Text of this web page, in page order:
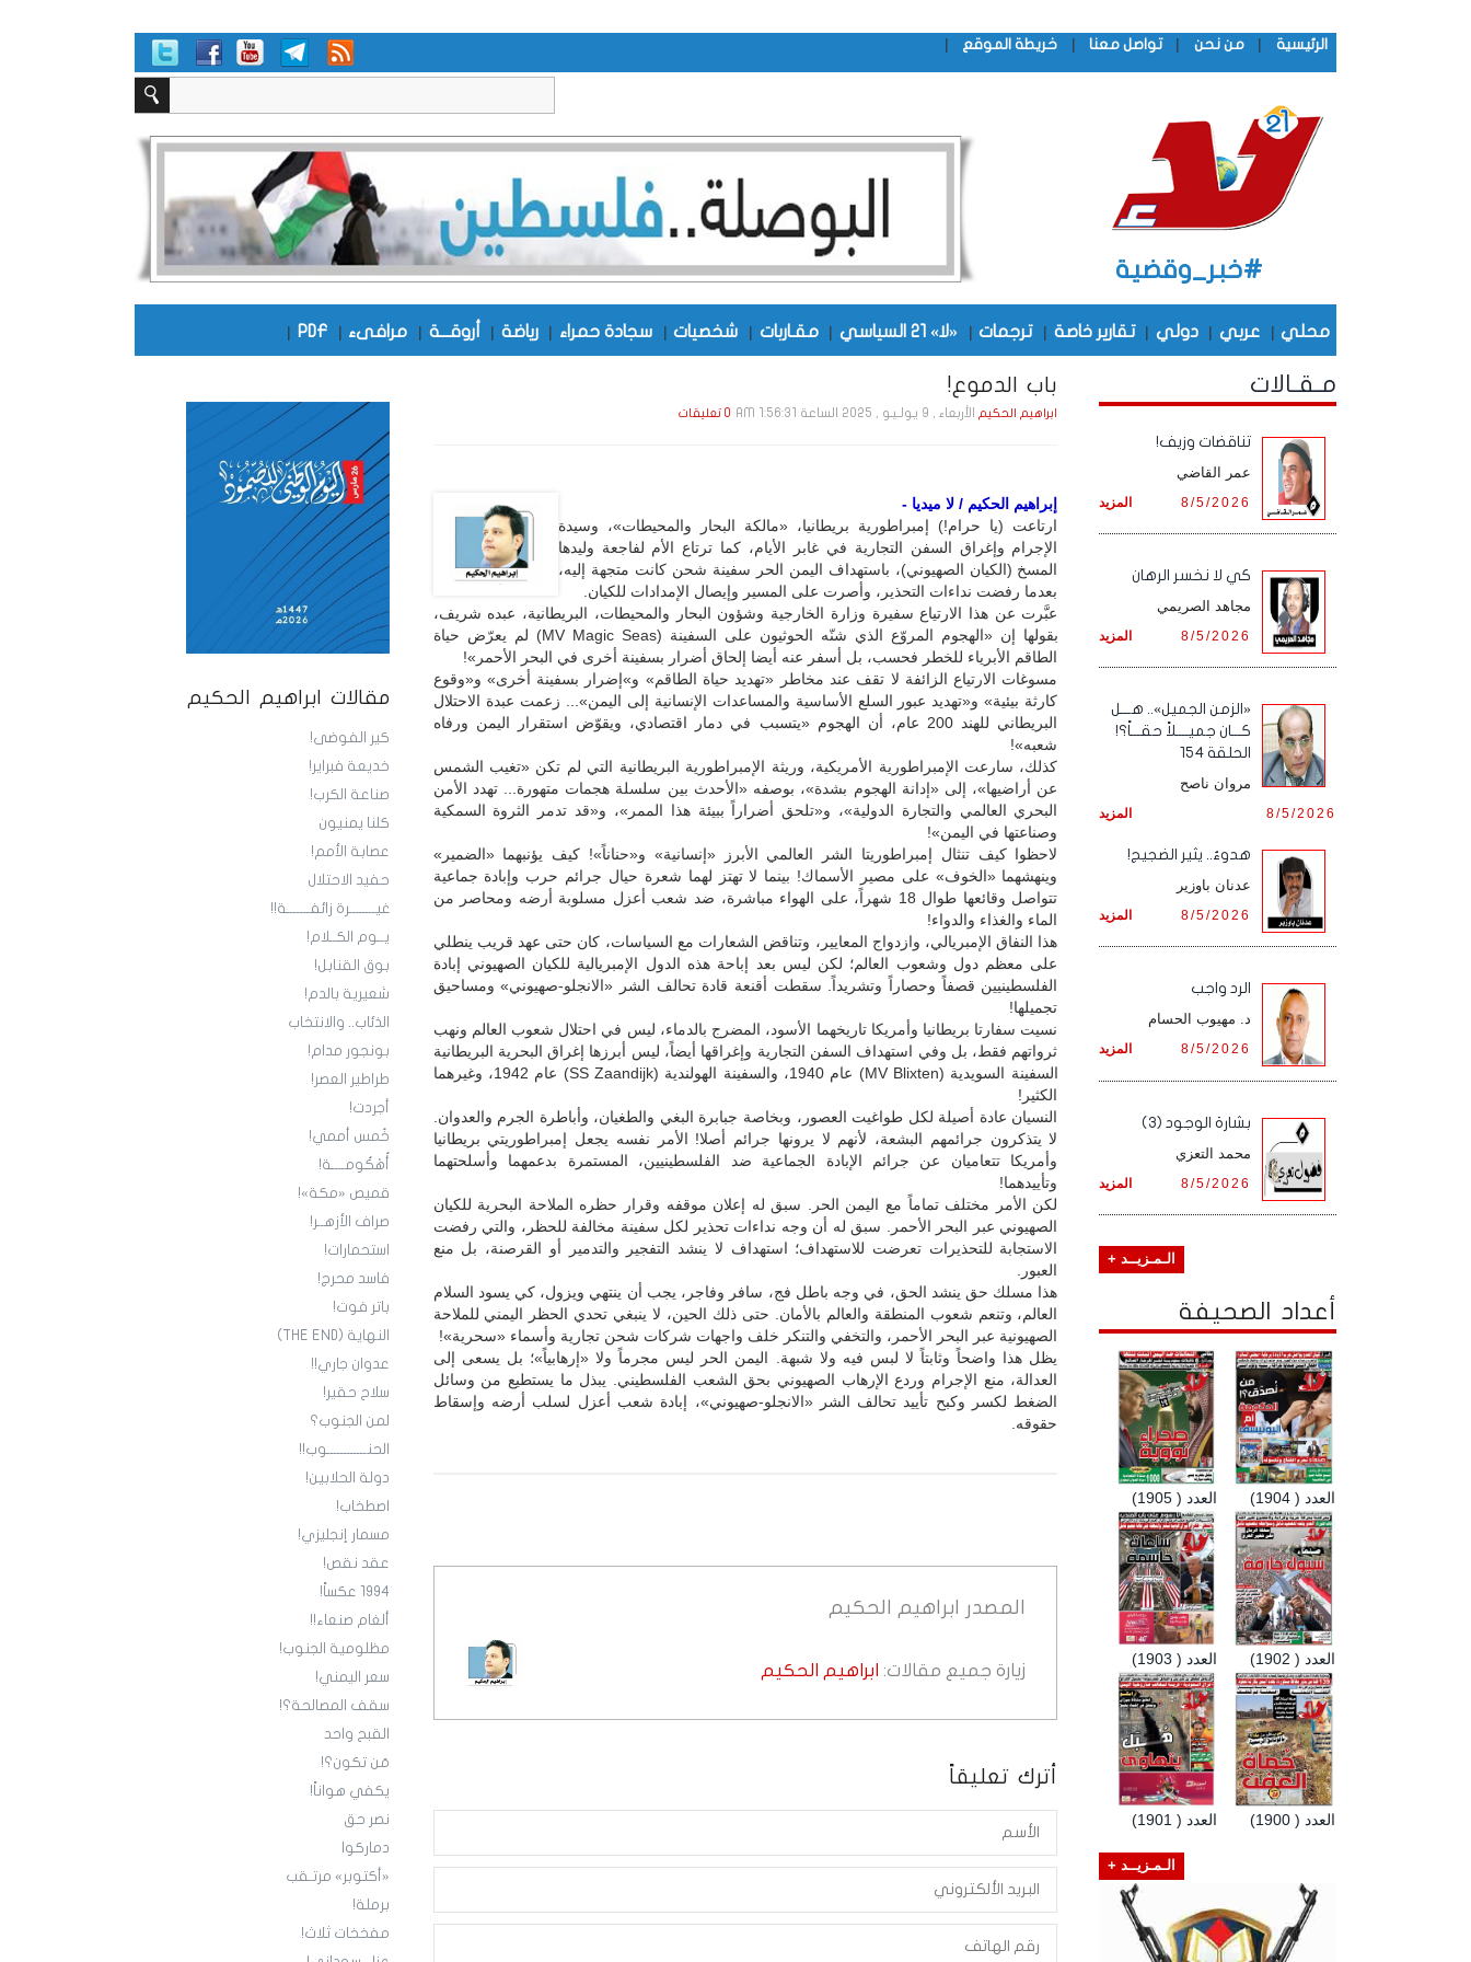
الرئيسية | من نحن | تواصل معنا | خريطة الموقع |
#خبر_وقضية
محلي | عربي | دولي | تقارير خاصة | ترجمات | «لا» 21 السياسي | مقـاربات | شخصيات | سجادة حمراء | رياضة | أروقـــة | مرافىء |
PDF
|
مقالات ابراهيم الحكيم
كير الفوضى!
خديعة فبراير!
صناعة الكرب!
كلنا يمنيون
عصابة الأمم!
حفيد الاحتلال
غيــــــــرة زائفـــــــة!!
يــوم الكــلام!
بوق القنابل!
شعيرية بالدم!
الذئاب.. والانتخاب
بونجور مدام!
طراطير العصر!
أجردت!
خُمس أممي!
أُهْكُومــــة!
قميص «مكة»!
صراف الأزهــر!
استحمارات!
فاسد محرج!
باتر فوت!
النهاية (THE END)
عدوان جاري!!
سلاح حقير!
لمن الجنوب؟
الحنــــــــــــوب!!
دولة الحلابين!
اصطخاب!
مسمار إنجليزي!
عقد نقص!
1994 عكساً!
ألغام صنعاء!!
مظلومية الجنوب!
سعر اليمني!
سقف المصالحة؟!
القبح واحد
مَن تكون؟!
يكفي هواناً!
نصر حق
دماركوا
«أكتوبر» مرتـقب
برملة!
مفخخات ثلاث!
باب الدموع!
ابراهيم الحكيم الأربعاء , 9 يـولـيـو , 2025 الساعة 1:56:31 AM 0 تعليقات
إبراهيم الحكيم / لا ميديا -
ارتاعت (يا حرام!) إمبراطورية بريطانيا، «مالكة البحار والمحيطات»، وسيدة
الإجرام وإغراق السفن التجارية في غابر الأيام، كما ترتاع الأم لفاجعة وليدها
المسخ (الكيان الصهيوني)، باستهداف اليمن الحر سفينة شحن كانت متجهة إليه،
بعدما رفضت نداءات التحذير، وأصرت على المسير وإيصال الإمدادات للكيان.
عبَّرت عن هذا الارتياع سفيرة وزارة الخارجية وشؤون البحار والمحيطات، البريطانية، عبده شريف،
بقولها إن «الهجوم المروّع الذي شنّه الحوثيون على السفينة (MV Magic Seas) لم يعرّض حياة
الطاقم الأبرياء للخطر فحسب، بل أسفر عنه أيضا إلحاق أضرار بسفينة أخرى في البحر الأحمر»!
مسوغات الارتياع الزائفة لا تقف عند مخاطر «تهديد حياة الطاقم» و»إضرار بسفينة أخرى» و«وقوع
كارثة بيئية» و«تهديد عبور السلع الأساسية والمساعدات الإنسانية إلى اليمن»... زعمت عبدة الاحتلال
البريطاني للهند 200 عام، أن الهجوم «يتسبب في دمار اقتصادي، ويقوّض استقرار اليمن ورفاه
شعبه»!
كذلك، سارعت الإمبراطورية الأمريكية، وريثة الإمبراطورية البريطانية التي لم تكن «تغيب الشمس
عن أراضيها»، إلى «إدانة الهجوم بشدة»، بوصفه «الأحدث بين سلسلة هجمات متهورة... تهدد الأمن
البحري العالمي والتجارة الدولية»، و«تلحق أضراراً ببيئة هذا الممر»، و«قد تدمر الثروة السمكية
وصناعتها في اليمن»!
لاحظوا كيف تنثال إمبراطوريتا الشر العالمي الأبرز «إنسانية» و«حناناً»! كيف يؤنبهما «الضمير»
وينهشهما «الخوف» على مصير الأسماك! بينما لا تهتز لهما شعرة حيال جرائم حرب وإبادة جماعية
تتواصل وقائعها طوال 18 شهراً، على الهواء مباشرة، ضد شعب أعزل مسلوبة أرضه ومحاصر من
الماء والغذاء والدواء!
هذا النفاق الإمبريالي، وازدواج المعايير، وتناقض الشعارات مع السياسات، كان حتى عهد قريب ينطلي
على معظم دول وشعوب العالم؛ لكن ليس بعد إباحة هذه الدول الإمبريالية للكيان الصهيوني إبادة
الفلسطينيين قصفاً وحصاراً وتشريداً. سقطت أقنعة قادة تحالف الشر «الانجلو-صهيوني» ومساحيق
تجميلها!
نسيت سفارتا بريطانيا وأمريكا تاريخهما الأسود، المضرج بالدماء، ليس في احتلال شعوب العالم ونهب
ثرواتهم فقط، بل وفي استهداف السفن التجارية وإغراقها أيضاً، ليس أبرزها إغراق البحرية البريطانية
السفينة السويدية (MV Blixten) عام 1940، والسفينة الهولندية (SS Zaandijk) عام 1942، وغيرهما
الكثير!
النسيان عادة أصيلة لكل طواغيت العصور، وبخاصة جبابرة البغي والطغيان، وأباطرة الجرم والعدوان.
لا يتذكرون جرائمهم البشعة، لأنهم لا يرونها جرائم أصلا! الأمر نفسه يجعل إمبراطوريتي بريطانيا
وأمريكا تتعاميان عن جرائم الإبادة الجماعية ضد الفلسطينيين، المستمرة بدعمهما وأسلحتهما
وتأييدهما!
لكن الأمر مختلف تماماً مع اليمن الحر. سبق له إعلان موقفه وقرار حظره الملاحة البحرية للكيان
الصهيوني عبر البحر الأحمر. سبق له أن وجه نداءات تحذير لكل سفينة مخالفة للحظر، والتي رفضت
الاستجابة للتحذيرات تعرضت للاستهداف؛ استهداف لا ينشد التفجير والتدمير أو القرصنة، بل منع
العبور.
هذا مسلك حق ينشد الحق، في وجه باطل فج، سافر وفاجر، يجب أن ينتهي ويزول، كي يسود السلام
العالم، وتنعم شعوب المنطقة والعالم بالأمان. حتى ذلك الحين، لا ينبغي تحدي الحظر اليمني للملاحة
الصهيونية عبر البحر الأحمر، والتخفي والتنكر خلف واجهات شركات شحن تجارية وأسماء «سحرية»!
يظل هذا واضحاً وثابتاً لا لبس فيه ولا شبهة. اليمن الحر ليس مجرماً ولا «إرهابياً»؛ بل يسعى إلى
العدالة، منع الإجرام وردع الإرهاب الصهيوني بحق الشعب الفلسطيني. يبذل ما يستطيع من وسائل
الضغط لكسر وكبح تأييد تحالف الشر «الانجلو-صهيوني»، إبادة شعب أعزل لسلب أرضه وإسقاط
حقوقه.
المصدر ابراهيم الحكيم
زيارة جميع مقالات: ابراهيم الحكيم
أترك تعليقاً
مـقـالات
تناقضات وزيف!
عمر القاضي
المزيد 8/5/2026
كي لا نخسر الرهان
مجاهد الصريمي
المزيد 8/5/2026
«الزمن الجميل».. هـــل
كـــان جميــــلاً حقـــاً؟!
الحلقة 154
مروان ناصح
المزيد 8/5/2026
هدوءٌ.. يثير الضجيج!
عدنان باوزير
المزيد 8/5/2026
الرد واجب
د. مهيوب الحسام
المزيد 8/5/2026
بشارة الوجود (3)
محمد التعزي
المزيد 8/5/2026
الـمـزيــد +
أعداد الصحيفة
العدد ( 1905) العدد ( 1904)
العدد ( 1903) العدد ( 1902)
العدد ( 1901) العدد ( 1900)
الـمـزيــد +